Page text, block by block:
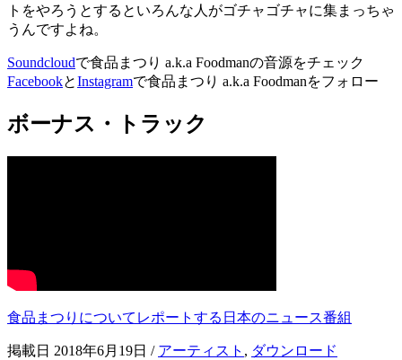
トをやろうとするといろんな人がゴチャゴチャに集まっちゃ
うんですよね。
Soundcloudで食品まつり a.k.a Foodmanの音源をチェック
FacebookとInstagramで食品まつり a.k.a Foodmanをフォロー
ボーナス・トラック
食品まつりについてレポートする日本のニュース番組
掲載日 2018年6月19日 / アーティスト , ダウンロード